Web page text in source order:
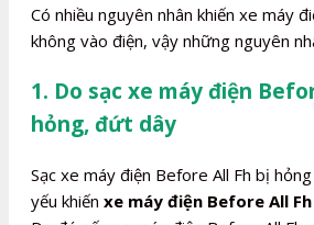
Có nhiều nguyên nhân khiến xe máy
không vào điện, vậy những nguyên
1. Do sạc xe máy điện
hỏng, đứt dây
Sạc xe máy điện Before All Fh bị
yếu khiến xe máy điện Before All Fh